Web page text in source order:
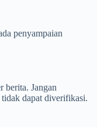
penyampaian
berita. Jangan
dapat diverifikasi.